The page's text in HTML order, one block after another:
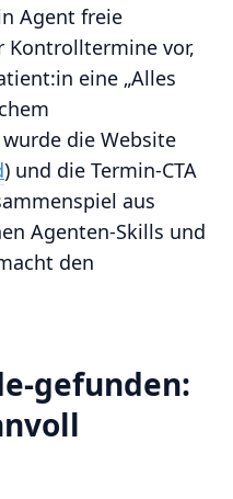
Agent freie
Kontrolltermine vor,
eine „Alles
wurde die Website
) und die Termin‑CTA
aus
Agenten‑Skills und
den